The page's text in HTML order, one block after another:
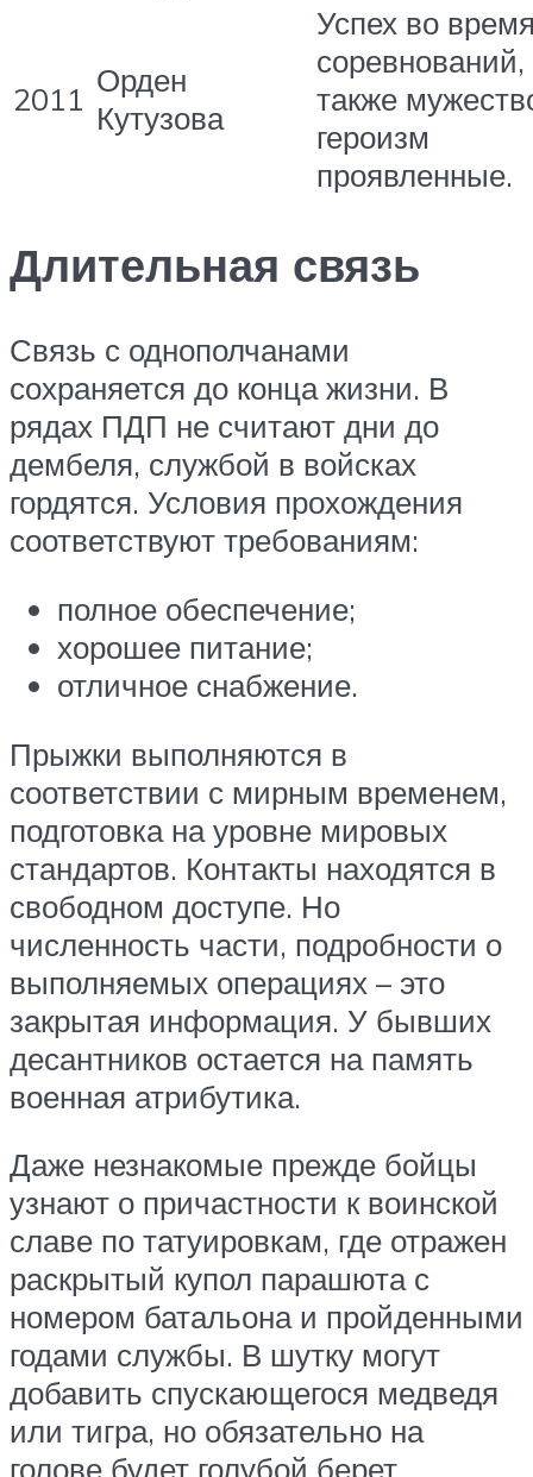
2011 Орден
Кутузова
Успех во
соревнований,
также
героизм
проявленные.
Длительная связь
Связь с однополчанами
сохраняется до конца жизни. В
рядах ПДП не считают дни до
дембеля, службой в войсках
гордятся. Условия прохождения
соответствуют требованиям:
полное обеспечение;
хорошее питание;
отличное снабжение.
Прыжки выполняются в
соответствии с мирным временем,
подготовка на уровне мировых
стандартов. Контакты находятся в
свободном доступе. Но
численность части, подробности о
выполняемых операциях – это
закрытая информация. У бывших
десантников остается на память
военная атрибутика.
Даже незнакомые прежде бойцы
узнают о причастности к воинской
славе по татуировкам, где отражен
раскрытый купол парашюта с
номером батальона и пройденными
годами службы. В шутку могут
добавить спускающегося медведя
или тигра, но обязательно на
голове будет голубой берет.